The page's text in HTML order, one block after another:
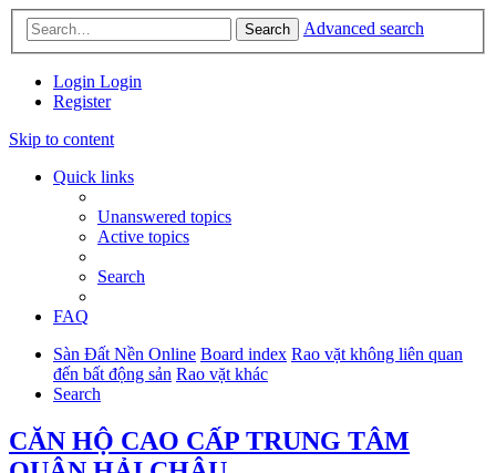
Search Advanced search
Login Login
Register
Skip to content
Quick links
Unanswered topics
Active topics
Search
FAQ
Sàn Đất Nền Online Board index Rao vặt không liên quan
đến bất động sản Rao vặt khác
Search
CĂN HỘ CAO CẤP TRUNG TÂM